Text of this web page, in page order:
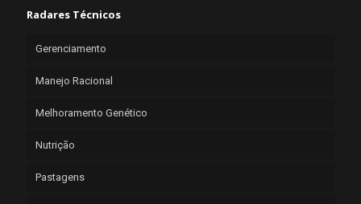
Radares Técnicos
Gerenciamento
Manejo Racional
Melhoramento Genético
Nutrição
Pastagens